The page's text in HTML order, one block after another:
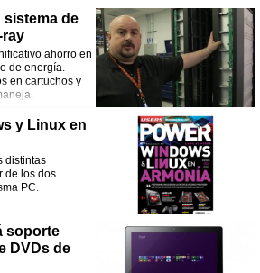
sistema de
ray
ahorro en
de energía.
en cartuchos y
y Linux en
distintas
de los dos
PC.
soporte
DVDs de